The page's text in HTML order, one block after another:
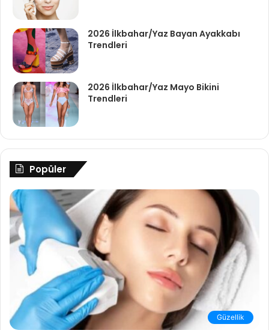
2026 İlkbahar/Yaz Bayan Ayakkabı
Trendleri
2026 İlkbahar/Yaz Mayo Bikini
Trendleri
Popüler
Güzellik